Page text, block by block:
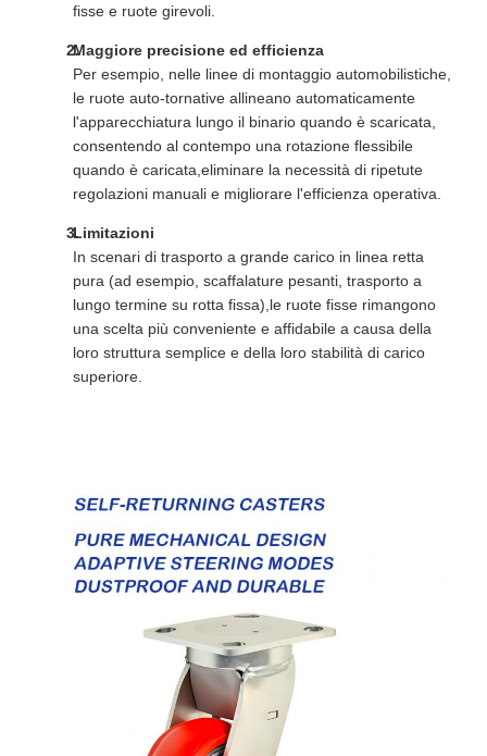
fisse e ruote girevoli.
Maggiore precisione ed efficienza
Per esempio, nelle linee di montaggio automobilistiche,
le ruote auto-tornative allineano automaticamente
l'apparecchiatura lungo il binario quando è scaricata,
consentendo al contempo una rotazione flessibile
quando è caricata,eliminare la necessità di ripetute
regolazioni manuali e migliorare l'efficienza operativa.
Limitazioni
In scenari di trasporto a grande carico in linea retta
pura (ad esempio, scaffalature pesanti, trasporto a
lungo termine su rotta fissa),le ruote fisse rimangono
una scelta più conveniente e affidabile a causa della
loro struttura semplice e della loro stabilità di carico
superiore.